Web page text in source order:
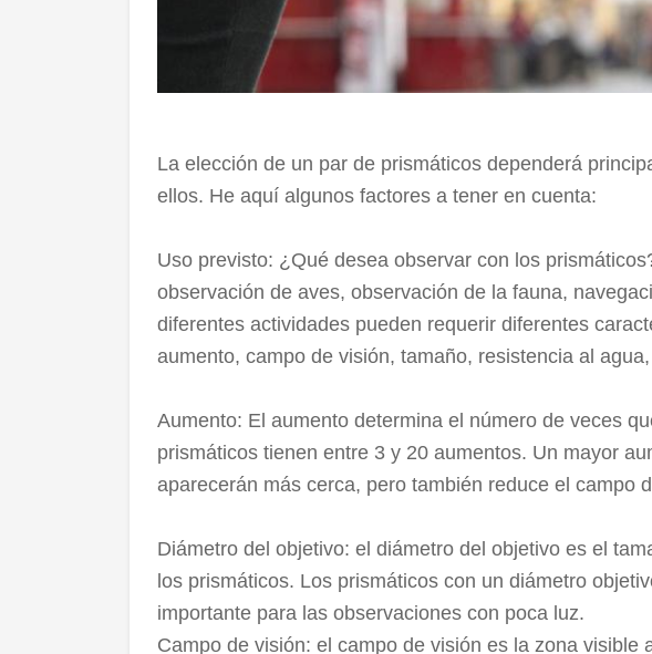
La elección de un par de prismáticos dependerá
ellos. He aquí algunos factores a tener en cuenta:
Uso previsto: ¿Qué desea observar con los
observación de aves, observación de la fauna,
diferentes actividades pueden requerir diferentes
aumento, campo de visión, tamaño, resistencia al
Aumento: El aumento determina el número de veces
prismáticos tienen entre 3 y 20 aumentos. Un mayor
aparecerán más cerca, pero también reduce el campo
Diámetro del objetivo: el diámetro del objetivo es el
los prismáticos. Los prismáticos con un diámetro
importante para las observaciones con poca luz.
Campo de visión: el campo de visión es la zona visible